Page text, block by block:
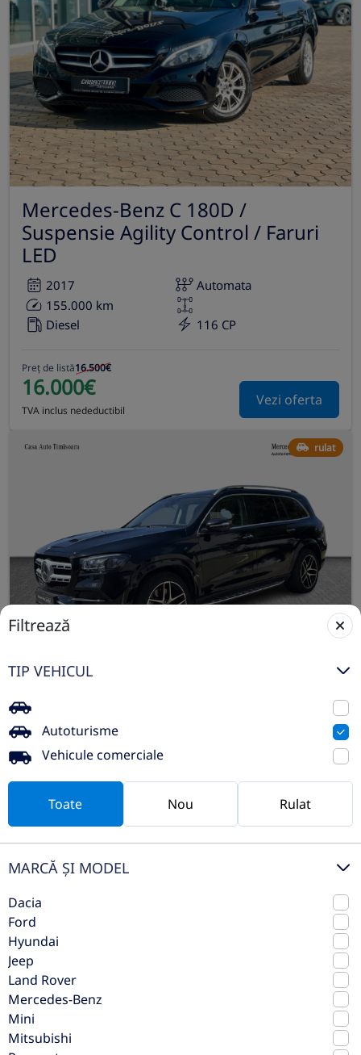
Mercedes-Benz C 180D /
Suspensie Agility Control / Faruri
LED
2017
Automata
155.000 km
Diesel
116 CP
Preț de listă16.500€
16.000€
TVA inclus nedeductibil
Vezi oferta
rulat
Mercedes-Benz GLS 400d 4MATIC
| AMG Line | Burmester | Trapa
Panoramic
2019
Automata
159.000 km
Diesel
330 CP
Preț de listă 87.120€
TVA inclus deductibil
rulat
Filtrează
TIP VEHICUL
Autoturisme
Vehicule comerciale
Toate Nou Rulat
MARCĂ ȘI MODEL
Dacia
Ford
Hyundai
Jeep
Land Rover
Mercedes-Benz
Mini
Mitsubishi